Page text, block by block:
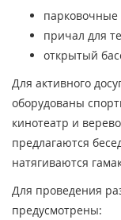
парковочные
причал для
открытый
Для активного
оборудованы
кинотеатр и
предлагаются
натягиваются
Для проведения
предусмотрены: